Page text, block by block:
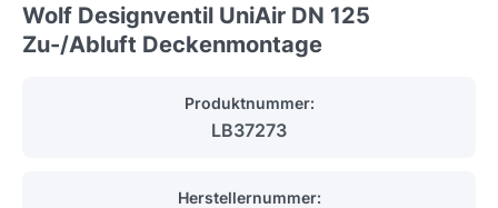
Wolf Designventil UniAir DN 125
Zu-/Abluft Deckenmontage
Produktnummer:
LB37273
Herstellernummer: